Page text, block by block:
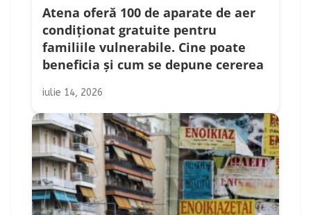
Atena oferă 100 de aparate de aer
condiționat gratuite pentru
familiile vulnerabile. Cine poate
beneficia și cum se depune cererea
iulie 14, 2026